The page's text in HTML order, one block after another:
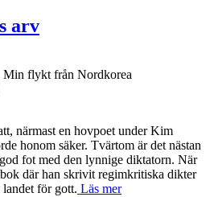
arv
Min flykt från Nordkorea
närmast en hovpoet under Kim
honom säker. Tvärtom är det nästan
fot med den lynnige diktatorn. När
där han skrivit regimkritiska dikter
för gott. Läs mer